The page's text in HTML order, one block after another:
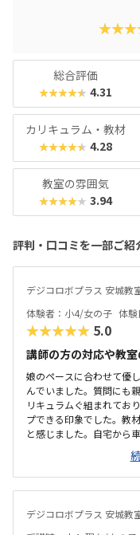
ど高度なものにもチ
2年分ですが、3年目
安心です。最近では
C）」という大会を
気を引き出すスクー
総合評価
★★★★★ 4.31
カリキュラム・教材
★★★★★ 4.28
教室の雰囲気
★★★★★ 3.94
評判・口コミを一部ご紹
デジコロボプラス 安城教
体験者：小4/女の子 体
★★★★★ 5.0
講師の方の対応や教
娘のペースに合わせて優
んでいました。質問にも
リキュラムぐ組まれてお
プできる印象でした。教
と感じました。自宅から
理なく通える範囲で、安
備されており学習に集中
気も明るく初めてでも入
を踏まえると料金は適切
気づくりがされていると感
デジコロボプラス 安城教